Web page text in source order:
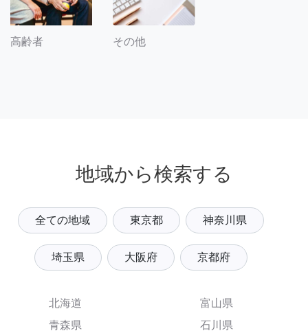
高齢者 その他
地域から検索する
全ての地域 東京都 神奈川県
埼玉県 大阪府 京都府
北海道
青森県
富山県
石川県